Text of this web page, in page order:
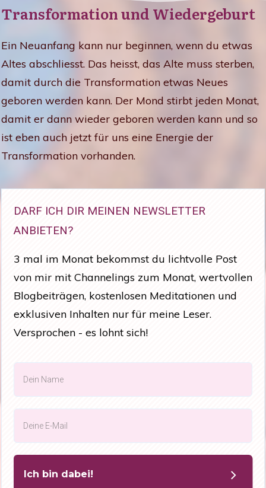
Transformation und Wiedergeburt
Ein Neuanfang kann nur beginnen, wenn du etwas
Altes abschliesst. Das heisst, das Alte muss sterben,
damit durch die Transformation etwas Neues
geboren werden kann. Der Mond stirbt jeden Monat,
damit er dann wieder geboren werden kann und so
ist eben auch jetzt für uns eine Energie der
Transformation vorhanden.
DARF ICH DIR MEINEN NEWSLETTER
ANBIETEN?
3 mal im Monat bekommst du lichtvolle Post
von mir mit Channelings zum Monat, wertvollen
Blogbeiträgen, kostenlosen Meditationen und
exklusiven Inhalten nur für meine Leser.
Versprochen - es lohnt sich!
Ich bin dabei!